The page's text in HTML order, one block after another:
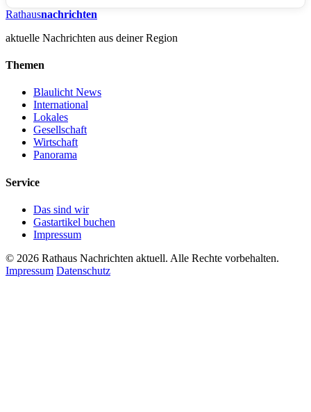
Rathausnachrichten
aktuelle Nachrichten aus deiner Region
Themen
Blaulicht News
International
Lokales
Gesellschaft
Wirtschaft
Panorama
Service
Das sind wir
Gastartikel buchen
Impressum
© 2026 Rathaus Nachrichten aktuell. Alle Rechte vorbehalten.
Impressum Datenschutz